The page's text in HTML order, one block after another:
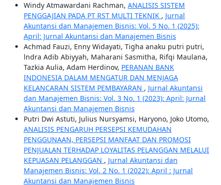
Windy Atmawardani Rachman, ANALISIS SISTEM
PENGGAJIAN PADA PT RST MULTI TEKNIK , Jurnal
Akuntansi dan Manajemen Bisnis: Vol. 5 No. 1 (2025):
April: Jurnal Akuntansi dan Manajemen Bisnis
Achmad Fauzi, Enny Widayati, Tigha anaku putri putri,
lndra Adib Abiyyah, Maharani Sasmitha, Rifqi Maulana,
Tazkia Aulia, Adam Herdinov, PERANAN BANK
INDONESIA DALAM MENGATUR DAN MENJAGA
KELANCARAN SISTEM PEMBAYARAN , Jurnal Akuntansi
dan Manajemen Bisnis: Vol. 3 No. 1 (2023): April: Jurnal
Akuntansi dan Manajemen Bisnis
Putri Dwi Astuti, Julius Nursyamsi, Haryono, Joko Utomo,
ANALISIS PENGARUH PERSEPSI KEMUDAHAN
PENGGUNAAN, PERSEPSI MANFAAT DAN PROMOSI
PENJUALAN TERHADAP LOYALITAS PELANGGAN MELALUI
KEPUASAN PELANGGAN , Jurnal Akuntansi dan
Manajemen Bisnis: Vol. 2 No. 1 (2022): April : Jurnal
Akuntansi dan Manajemen Bisnis